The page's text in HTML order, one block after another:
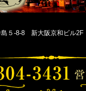
島５-8-8 新大阪京和ビル2F